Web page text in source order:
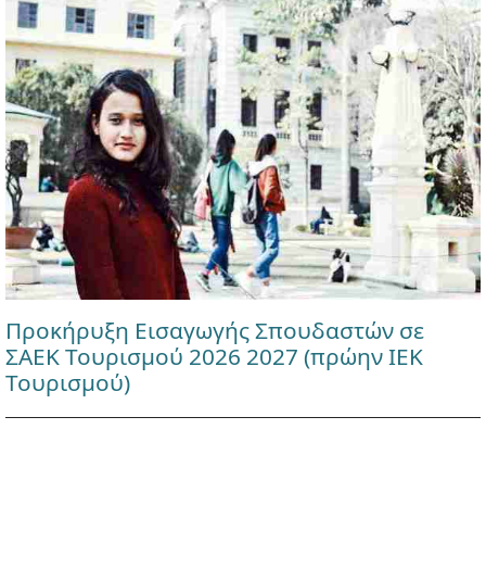
Προκήρυξη Εισαγωγής Σπουδαστών σε
ΣΑΕΚ Τουρισμού 2026 2027 (πρώην ΙΕΚ
Τουρισμού)